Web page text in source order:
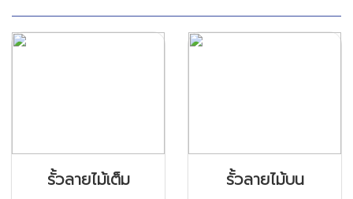
รั้วลายไม้เต็ม รั้วลายไม้บน